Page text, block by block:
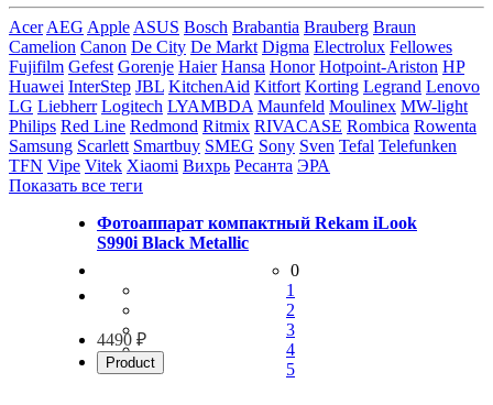
Acer AEG Apple ASUS Bosch Brabantia Brauberg Braun
Camelion Canon De City De Markt Digma Electrolux Fellowes
Fujifilm Gefest Gorenje Haier Hansa Honor Hotpoint-Ariston HP
Huawei InterStep JBL KitchenAid Kitfort Korting Legrand Lenovo
LG Liebherr Logitech LYAMBDA Maunfeld Moulinex MW-light
Philips Red Line Redmond Ritmix RIVACASE Rombica Rowenta
Samsung Scarlett Smartbuy SMEG Sony Sven Tefal Telefunken
TFN Vipe Vitek Xiaomi Вихрь Ресанта ЭРА
Показать все теги
Фотоаппарат компактный Rekam iLook
S990i Black Metallic
0
1
2
3
4
5
4490 ₽
Product